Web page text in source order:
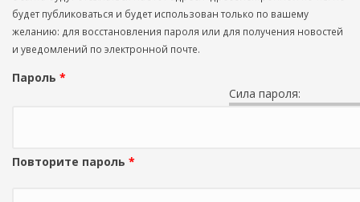
будет публиковаться и будет использован только по вашему
желанию: для восстановления пароля или для получения новостей
и уведомлений по электронной почте.
Сила пароля:
Пароль *
Повторите пароль *